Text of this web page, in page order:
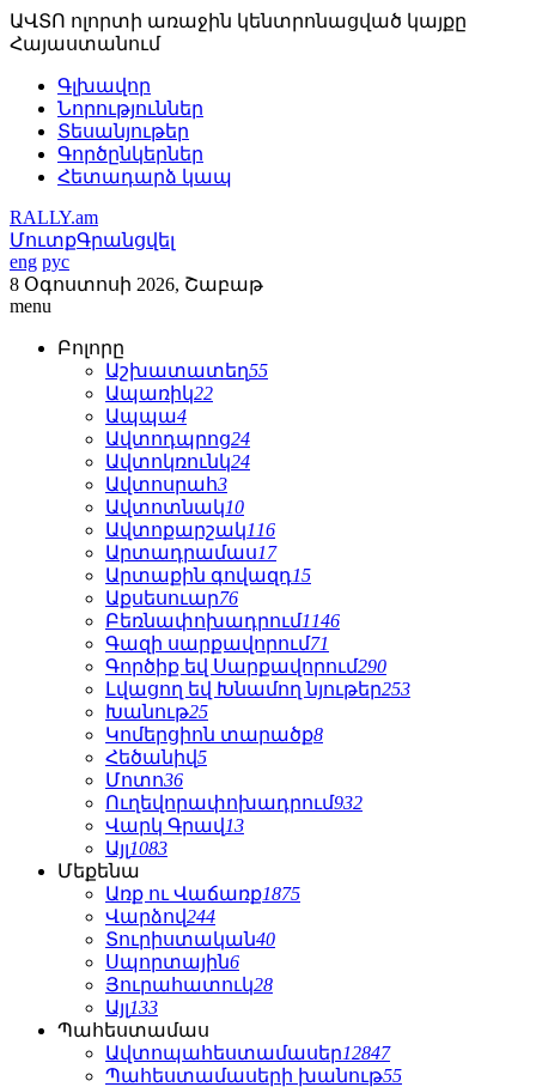
ԱՎՏՈ ոլորտի առաջին կենտրոնացված կայքը
Հայաստանում
Գլխավոր
Նորություններ
Տեսանյութեր
Գործընկերներ
Հետադարձ կապ
RALLY.am
ՄուտքԳրանցվել
eng рус
8 Օգոստոսի 2026, Շաբաթ
menu
Բոլորը
Աշխատատեղ55
Ապառիկ22
Ապպա4
Ավտոդպրոց24
Ավտոկռունկ24
Ավտոսրահ3
Ավտոտնակ10
Ավտոքարշակ116
Արտադրամաս17
Արտաքին գովազդ15
Աքսեսուար76
Բեռնափոխադրում1146
Գազի սարքավորում71
Գործիք եվ Սարքավորում290
Լվացող եվ Խնամող նյութեր253
Խանութ25
Կոմերցիոն տարածք8
Հեծանիվ5
Մոտո36
Ուղեվորափոխադրում932
Վարկ Գրավ 13
Այլ1083
Մեքենա
Առք ու Վաճառք1875
Վարձով244
Տուրիստական40
Սպորտային6
Յուրահատուկ28
Այլ133
Պահեստամաս
Ավտոպահեստամասեր12847
Պահեստամասերի խանութ55